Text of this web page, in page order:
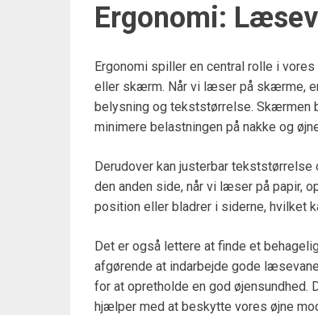
Ergonomi:
Ergonomi spiller en central rolle i
eller skærm. Når vi læser på skærme,
belysning og tekststørrelse. Skærmen
minimere belastningen på nakke og
Derudover kan justerbar
den anden side, når vi læser på papir,
position eller bladrer i siderne, hvilket
Det er også lettere at finde et
afgørende at indarbejde gode
for at opretholde en god øjensundhed.
hjælper med at beskytte vores øjne